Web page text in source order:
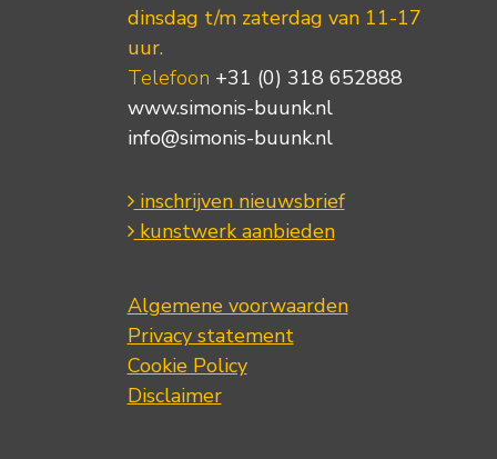
dinsdag t/m zaterdag van 11-17
uur.
Telefoon +31 (0) 318 652888
www.simonis-buunk.nl
info@simonis-buunk.nl
inschrijven nieuwsbrief
kunstwerk aanbieden
Algemene voorwaarden
Privacy statement
Cookie Policy
Disclaimer